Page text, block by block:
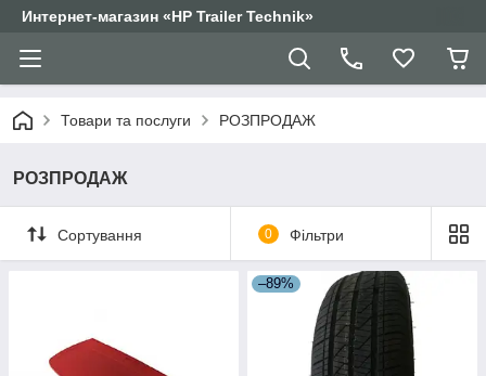
Интернет-магазин «HP Trailer Technik»
Товари та послуги РОЗПРОДАЖ
РОЗПРОДАЖ
Сортування 0 Фільтри
–89%